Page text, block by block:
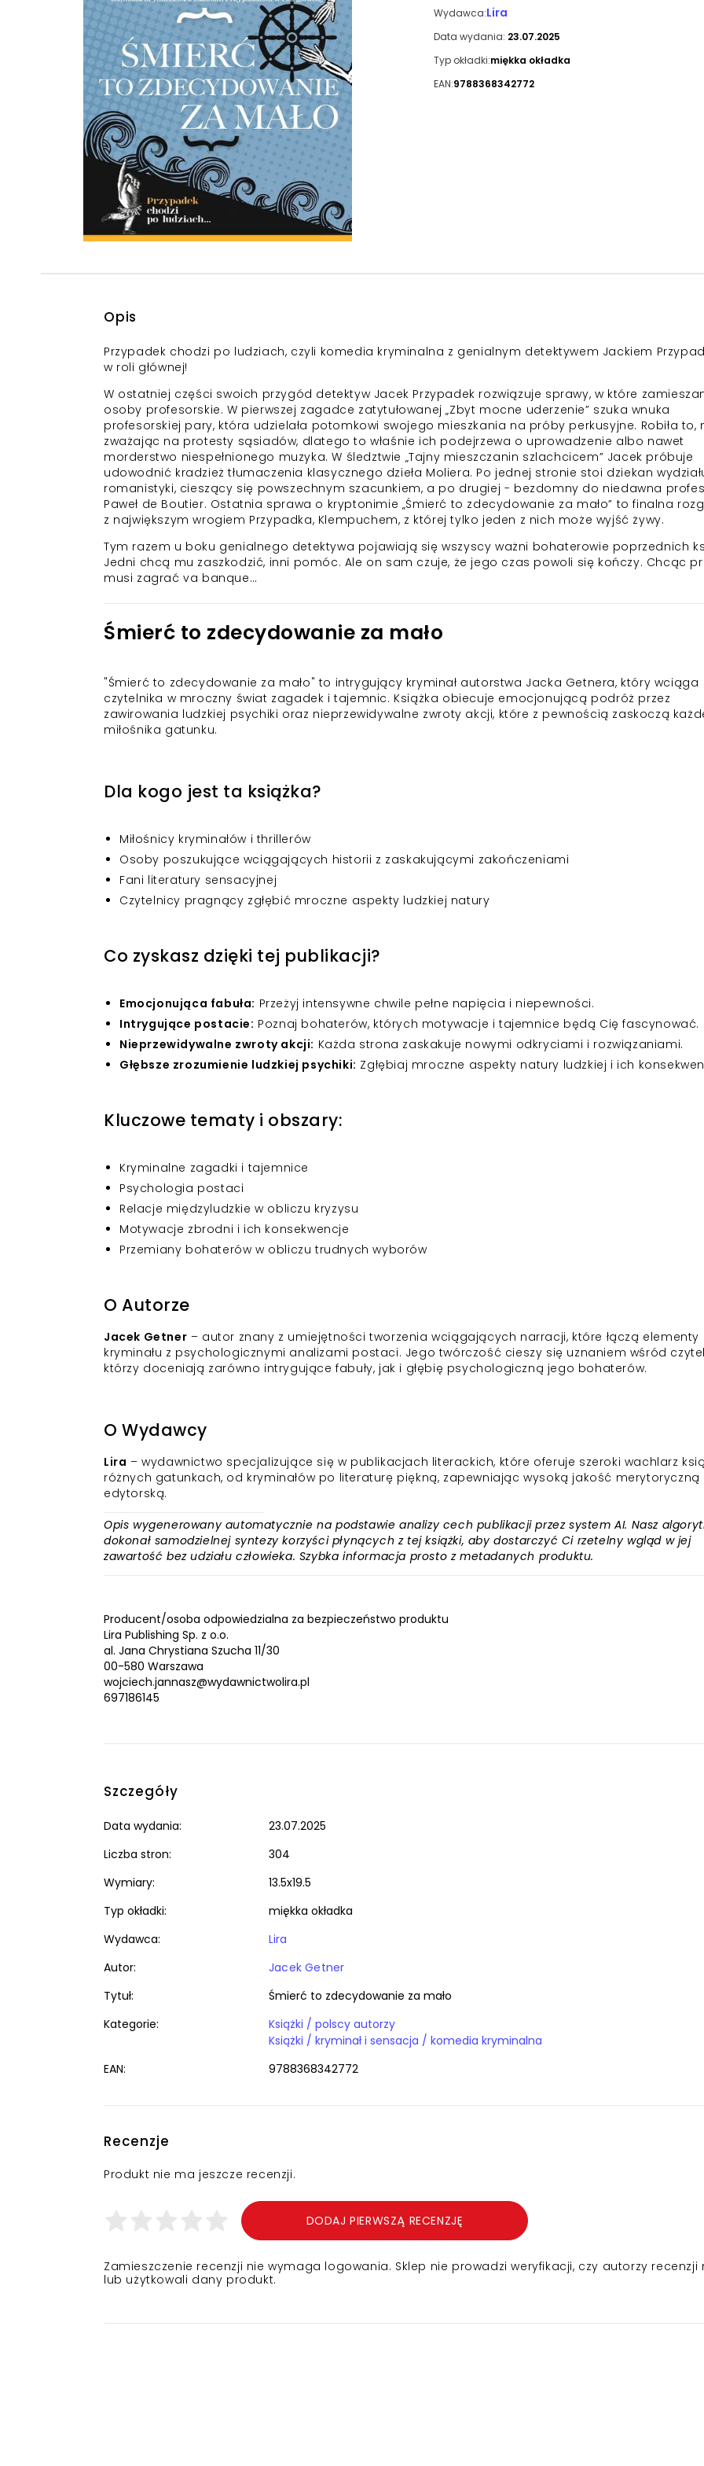
Wydawca:Lira
Data wydania: 23.07.2025
Typ okładki:miękka okładka
EAN:9788368342772
Opis
Przypadek chodzi po ludziach, czyli komedia kryminalna z genialnym detektywem Jackiem
w roli głównej!
W ostatniej części swoich przygód detektyw Jacek Przypadek rozwiązuje sprawy, w które
osoby profesorskie. W pierwszej zagadce zatytułowanej „Zbyt mocne uderzenie” szuka wnuka
profesorskiej pary, która udzielała potomkowi swojego mieszkania na próby perkusyjne. Robiła to,
zważając na protesty sąsiadów, dlatego to właśnie ich podejrzewa o uprowadzenie albo nawet
morderstwo niespełnionego muzyka. W śledztwie „Tajny mieszczanin szlachcicem” Jacek próbuje
udowodnić kradzież tłumaczenia klasycznego dzieła Moliera. Po jednej stronie stoi dziekan
romanistyki, cieszący się powszechnym szacunkiem, a po drugiej - bezdomny do niedawna
Paweł de Boutier. Ostatnia sprawa o kryptonimie „Śmierć to zdecydowanie za mało” to finalna
z największym wrogiem Przypadka, Klempuchem, z której tylko jeden z nich może wyjść żywy.
Tym razem u boku genialnego detektywa pojawiają się wszyscy ważni bohaterowie poprzednich
Jedni chcą mu zaszkodzić, inni pomóc. Ale on sam czuje, że jego czas powoli się kończy. Chcąc
musi zagrać va banque…
Śmierć to zdecydowanie za mało
"Śmierć to zdecydowanie za mało" to intrygujący kryminał autorstwa Jacka Getnera, który wciąga
czytelnika w mroczny świat zagadek i tajemnic. Książka obiecuje emocjonującą podróż przez
zawirowania ludzkiej psychiki oraz nieprzewidywalne zwroty akcji, które z pewnością zaskoczą
miłośnika gatunku.
Dla kogo jest ta książka?
Miłośnicy kryminałów i thrillerów
Osoby poszukujące wciągających historii z zaskakującymi zakończeniami
Fani literatury sensacyjnej
Czytelnicy pragnący zgłębić mroczne aspekty ludzkiej natury
Co zyskasz dzięki tej publikacji?
Emocjonująca fabuła: Przeżyj intensywne chwile pełne napięcia i niepewności.
Intrygujące postacie: Poznaj bohaterów, których motywacje i tajemnice będą Cię fascynować.
Nieprzewidywalne zwroty akcji: Każda strona zaskakuje nowymi odkryciami i rozwiązaniami.
Głębsze zrozumienie ludzkiej psychiki: Zgłębiaj mroczne aspekty natury ludzkiej i ich
Kluczowe tematy i obszary:
Kryminalne zagadki i tajemnice
Psychologia postaci
Relacje międzyludzkie w obliczu kryzysu
Motywacje zbrodni i ich konsekwencje
Przemiany bohaterów w obliczu trudnych wyborów
O Autorze
Jacek Getner – autor znany z umiejętności tworzenia wciągających narracji, które łączą elementy
kryminału z psychologicznymi analizami postaci. Jego twórczość cieszy się uznaniem wśród
którzy doceniają zarówno intrygujące fabuły, jak i głębię psychologiczną jego bohaterów.
O Wydawcy
Lira – wydawnictwo specjalizujące się w publikacjach literackich, które oferuje szeroki wachlarz
różnych gatunkach, od kryminałów po literaturę piękną, zapewniając wysoką jakość merytoryczną
edytorską.
Opis wygenerowany automatycznie na podstawie analizy cech publikacji przez system AI. Nasz
dokonał samodzielnej syntezy korzyści płynących z tej książki, aby dostarczyć Ci rzetelny wgląd w jej
zawartość bez udziału człowieka. Szybka informacja prosto z metadanych produktu.
Producent/osoba odpowiedzialna za bezpieczeństwo produktu
Lira Publishing Sp. z o.o.
al. Jana Chrystiana Szucha 11/30
00-580 Warszawa
wojciech.jannasz@wydawnictwolira.pl
697186145
Szczegóły
Data wydania:
23.07.2025
Liczba stron:
304
Wymiary:
13.5x19.5
Typ okładki:
miękka okładka
Wydawca:
Lira
Autor:
Jacek Getner
Tytuł:
Śmierć to zdecydowanie za mało
Kategorie:
Książki / polscy autorzy
Książki / kryminał i sensacja / komedia kryminalna
EAN:
9788368342772
Recenzje
Produkt nie ma jeszcze recenzji.
DODAJ PIERWSZĄ RECENZJĘ
Zamieszczenie recenzji nie wymaga logowania. Sklep nie prowadzi weryfikacji, czy autorzy recenzji
lub użytkowali dany produkt.
Powiększony kursor
Pomoc w czytaniu
Podkreślenie linków